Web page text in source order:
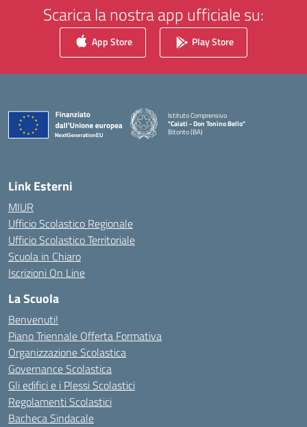
Scarica la nostra app ufficiale su:
App Store Play Store
Istituto Comprensivo
"Caiati - Don Tonino Bello"
Bitonto (BA)
Link Esterni
MIUR
Ufficio Scolastico Regionale
Ufficio Scolastico Territoriale
Scuola in Chiaro
Iscrizioni On Line
La Scuola
Benvenuti!
Piano Triennale Offerta Formativa
Organizzazione Scolastica
Governance Scolastica
Gli edifici e i Plessi Scolastici
Regolamenti Scolastici
Bacheca Sindacale